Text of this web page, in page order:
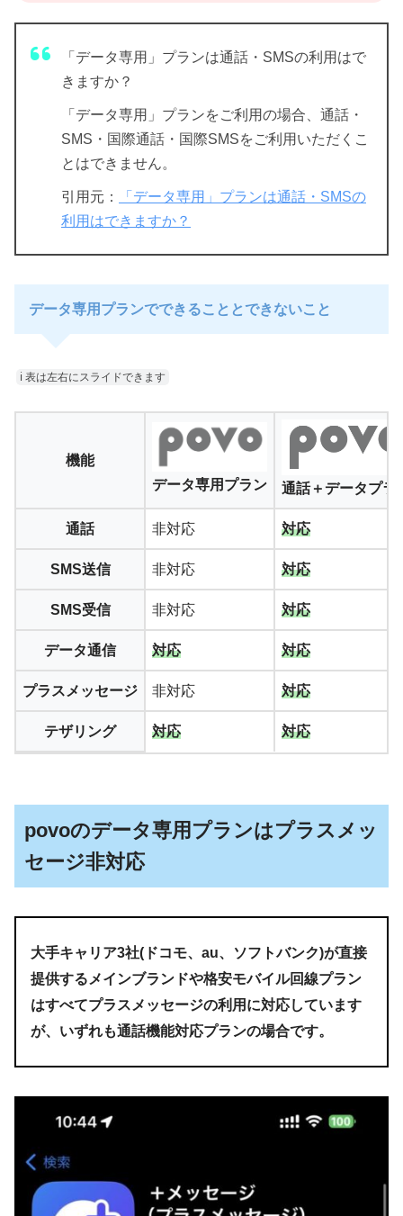
「データ専用」プランは通話・SMSの利用はで
きますか？
「データ専用」プランをご利用の場合、通話・
SMS・国際通話・国際SMSをご利用いただくこ
とはできません。
引用元：
「データ専用」プランは通話・SMSの
利用はできますか？
データ専用プランでできることとできないこと
ℹ︎ 表は左右にスライドできます
機能
データ専用プラン
通話＋データプラ
通話 非対応 対応
SMS送信 非対応 対応
SMS受信 非対応 対応
データ通信 対応 対応
プラスメッセージ 非対応 対応
テザリング 対応 対応
povoのデータ専用プランはプラスメッ
セージ非対応
大手キャリア3社(ドコモ、au、ソフトバンク)が直接
提供するメインブランドや格安モバイル回線プラン
はすべてプラスメッセージの利用に対応しています
が、いずれも通話機能対応プランの場合です。